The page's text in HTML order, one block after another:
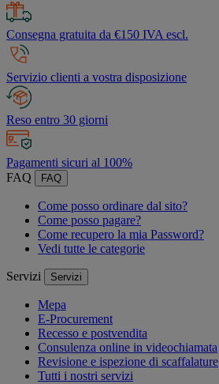
Consegna gratuita da €150 IVA escl.
Servizio clienti a vostra disposizione
Reso entro 30 giorni
Pagamenti sicuri al 100%
FAQ
FAQ
Come posso ordinare dal sito?
Come posso pagare?
Come recupero la mia Password?
Vedi tutte le categorie
Servizi Servizi
Mepa
E-Procurement
Recesso e postvendita
Consulenza online in videochiamata
Revisione e ispezione di scaffalature
Tutti i nostri servizi